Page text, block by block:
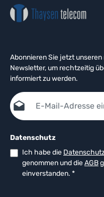
Abonnieren Sie jetzt
Newsletter, um rechtzeitig
informiert zu werden.
E-Mail-Adresse*
Datenschutz
Ich habe die
genommen und dieAGB
einverstanden. *